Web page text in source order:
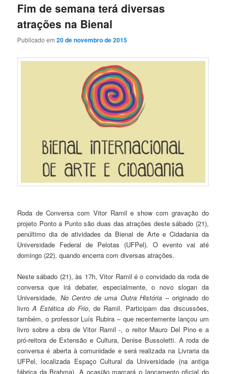
Fim de semana terá diversas
atrações na Bienal
Publicado em20 de novembro de 2015
Roda de Conversa com Vitor Ramil e show com gravação do
projeto Ponto a Punto são duas das atrações deste sábado (21),
penúltimo dia de atividades da Bienal de Arte e Cidadania da
Universidade Federal de Pelotas (UFPel). O evento vai até
domingo (22), quando encerra com diversas atrações.
Neste sábado (21), às 17h, Vitor Ramil é o convidado da roda de
conversa que irá debater, especialmente, o novo slogan da
Universidade, No Centro de uma Outra História – originado do
livroA Estética do Frio, de Ramil. Participam das discussões,
também, o professor Luís Rubira – que recentemente lançou um
livro sobre a obra de Vitor Ramil -, o reitor Mauro Del Pino e a
pró-reitora de Extensão e Cultura, Denise Bussoletti. A roda de
conversa é aberta à comunidade e será realizada na Livraria da
UFPel, localizada Espaço Cultural da Universidade (na antiga
fábrica da Brahma). A ocasião marcará o lançamento oficial do